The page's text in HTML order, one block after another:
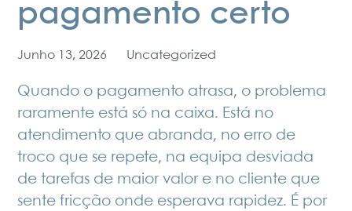
pagamento certo
Junho 13, 2026 Uncategorized
Quando o pagamento atrasa, o problema
raramente está só na caixa. Está no
atendimento que abranda, no erro de
troco que se repete, na equipa desviada
de tarefas de maior valor e no cliente que
sente fricção onde esperava rapidez. É por